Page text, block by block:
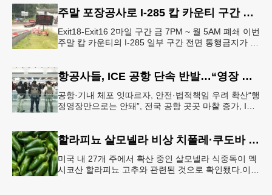
주말 포장공사로 I-285 캅 카운티 구간 통행금지
Exit18-Exit16 2마일 구간 금 7PM ~ 월 5AM 폐쇄 이번
주말 캅 카운티의 I-285 일부 구간 전면 통행금지가 시
항공사들, ICE 공항 단속 반발…“영장 없인 협조 불가”
공항·기내 체포 잇따르자, 안전·법적책임 우려 확산“행
정영장만으로는 안돼”, 전국 공항 곳곳 마찰 증가, ICE
할라피뇨 살모넬라 비상 치폴레·쿠도바 긴급 회수
미국 내 27개 주에서 확산 중인 살모넬라 식중독이 멕
시코산 할라피뇨 고추와 관련된 것으로 확인됐다.이에